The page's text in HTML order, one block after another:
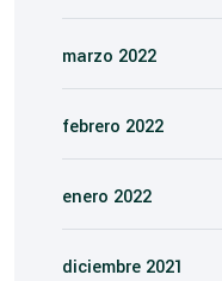
marzo 2022
febrero 2022
enero 2022
diciembre 2021